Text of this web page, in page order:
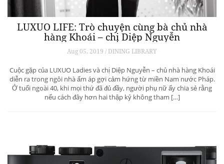
LUXUO LIFE: Trò chuyện cùng bà chủ nhà
hàng Khoái – chị Diệp Nguyễn
Aug 05, 2019 / DINING LIBRARY
Cuộc gặp của LUXUO Ladies và chị Diệp Nguyễn – chủ nhà hàng Khoái
diễn ra trong ngôi nhà ấm áp gợi cảm hứng từ miền Nam nước Pháp.
Ở tuổi ngoài 40, khi mọi thứ đã đủ đầy, người phụ nữ ấy chia sẻ rằng
nếu cách đây hơn hai thập kỷ không tham […]